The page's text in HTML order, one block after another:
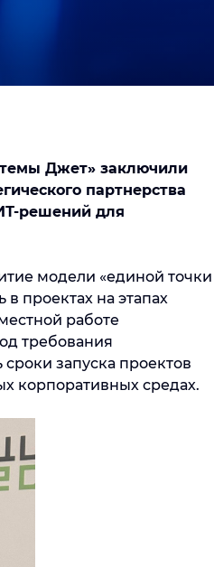
Джет» заключили
партнерства
решений для
модели «единой точки
проектах на этапах
работе
требования
запуска проектов
корпоративных средах.